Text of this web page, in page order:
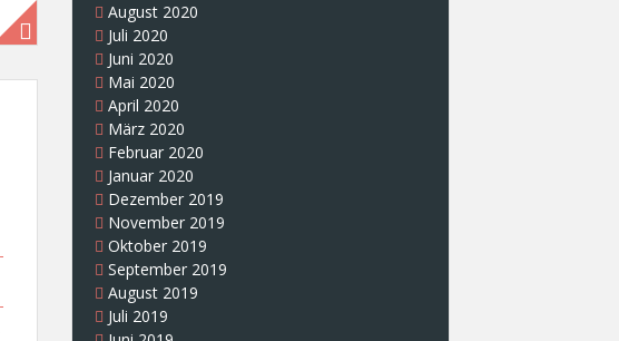
August 2020
Juli 2020
Juni 2020
Mai 2020
April 2020
März 2020
Februar 2020
Januar 2020
Dezember 2019
November 2019
Oktober 2019
September 2019
August 2019
Juli 2019